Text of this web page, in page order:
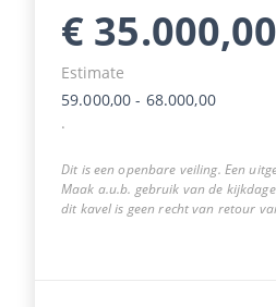
€ 35.000,00
Estimate
59.000,00 - 68.000,00
.
Dit is een openbare veiling. Een
Maak a.u.b. gebruik van de
dit kavel is geen recht van retour